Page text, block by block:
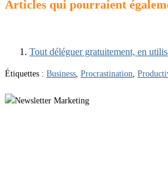
Articles qui pourraient
Tout déléguer gratuitement, en
Étiquettes : Business, Procrastination,